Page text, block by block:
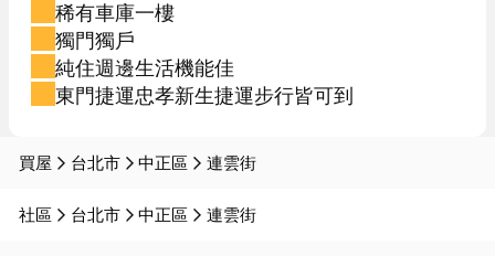
稀有車庫一樓
獨門獨戶
純住週邊生活機能佳
東門捷運忠孝新生捷運步行皆可到
買屋 台北市 中正區 連雲街
社區 台北市 中正區 連雲街